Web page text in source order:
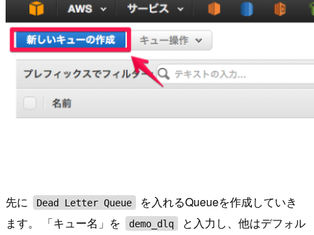
先に Dead Letter Queue
を入れるQueueを作成していき
ます。 「キュー名」を
demo_dlq
と入力し、他はデフォル